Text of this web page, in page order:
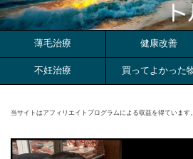
薄毛治療 健康改善
不妊治療 買ってよかった
当サイトはアフィリエイトプログラムによる収益を得ています。